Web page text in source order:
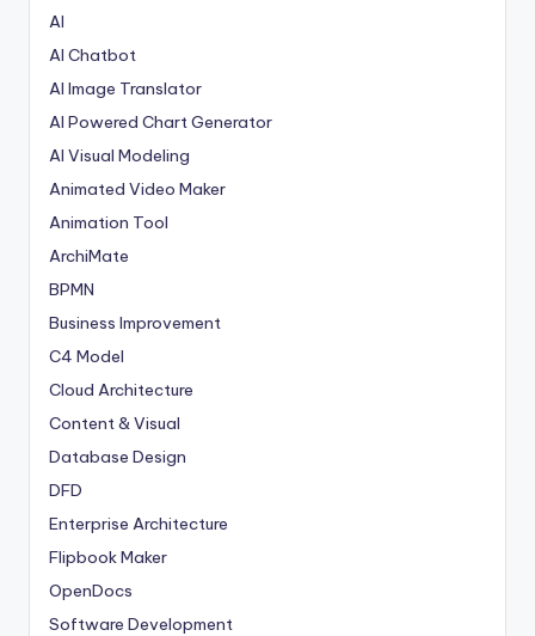
AI
AI Chatbot
AI Image Translator
AI Powered Chart Generator
AI Visual Modeling
Animated Video Maker
Animation Tool
ArchiMate
BPMN
Business Improvement
C4 Model
Cloud Architecture
Content & Visual
Database Design
DFD
Enterprise Architecture
Flipbook Maker
OpenDocs
Software Development